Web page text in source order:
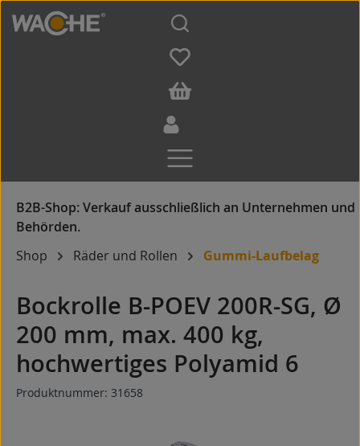
Zum Hauptinhalt springen
Shop Räder und Rollen Gummi-Laufbelag
Bockrolle B-POEV 200R-SG, Ø
200 mm, max. 400 kg,
hochwertiges Polyamid 6
Produktnummer: 31658